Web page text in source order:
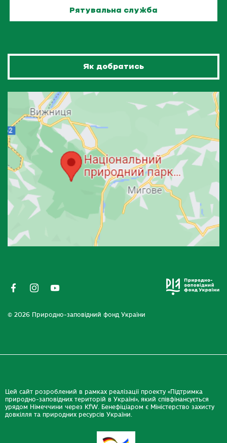
Рятувальна служба
Як добратись
© 2026 Природно-заповідний фонд України
Цей сайт розроблений в рамках реалізації проекту «Підтримка
природно-заповідних територій в Україні», який співфінансується
урядом Німеччини через KfW. Бенефіціаром є Міністерство захисту
довкілля та природних ресурсів України.